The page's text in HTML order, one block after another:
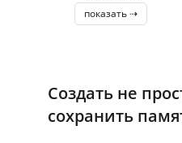
показать ⇢
Создать не
сохранить